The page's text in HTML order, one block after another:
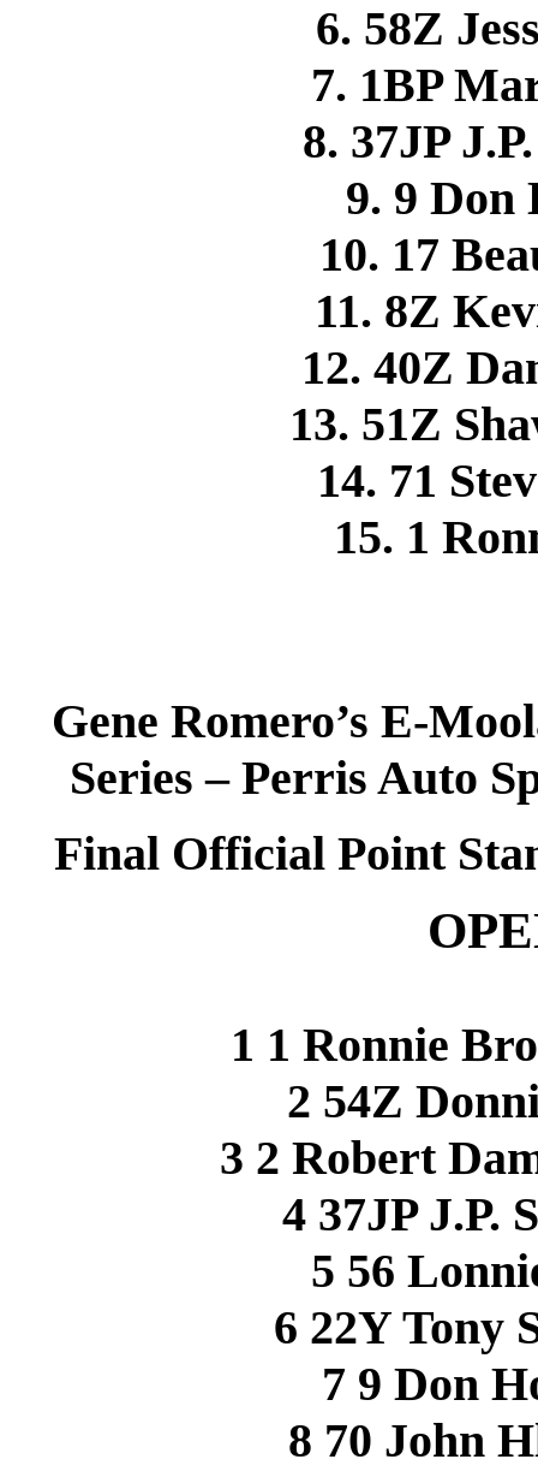
6. 58Z
7. 1BP
8. 37JP
9. 9
10. 17
11. 8Z
12. 40Z
13. 51Z
14. 71
15. 1
Gene Romero’s E-
Series – Perris Auto
Final Official Point
1 1 Ronnie
2 54Z
3 2 Robert
4 37JP J.P.
5 56
6 22Y Tony
7 9 Don
8 70 John